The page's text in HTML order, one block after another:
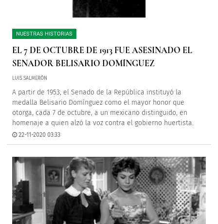
NUESTRAS HISTORIAS
EL 7 DE OCTUBRE DE 1913 FUE ASESINADO EL
SENADOR BELISARIO DOMÍNGUEZ
LUIS SALMERÓN
A partir de 1953, el Senado de la República instituyó la
medalla Belisario Domínguez como el mayor honor que
otorga, cada 7 de octubre, a un mexicano distinguido, en
homenaje a quien alzó la voz contra el gobierno huertista.
22-11-2020 03:33